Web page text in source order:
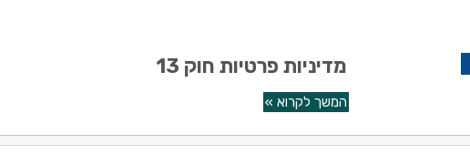
מדיניות פרטיות חוק 13
המשך לקרוא »